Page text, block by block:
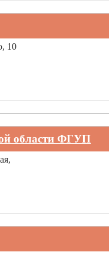
10
области ФГУП